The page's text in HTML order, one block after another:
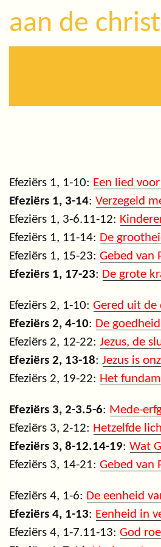
aan de
Efeziërs 1, 1-10: Een lied voor
Efeziërs 1, 3-14: Verzegeld
Efeziërs 1, 3-6.11-12:
Efeziërs 1, 11-14: De
Efeziërs 1, 15-23: Gebed van
Efeziërs 1, 17-23: De grote
Efeziërs 2, 1-10: Gered uit de
Efeziërs 2, 4-10: De
Efeziërs 2, 12-22: Jezus, de
Efeziërs 2, 13-18: Jezus is
Efeziërs 2, 19-22: Het
Efeziërs 3, 2-3.5-6: Mede-
Efeziërs 3, 2-12: Hetzelfde
Efeziërs 3, 8-12.14-19: Wat
Efeziërs 3, 14-21: Gebed van
Efeziërs 4, 1-6: De eenheid
Efeziërs 4, 1-13: Eenheid in
Efeziërs 4, 1-7.11-13: God